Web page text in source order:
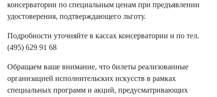
консерватории по специальным ценам при предъявлении
удостоверения, подтверждающего льготу.
Подробности уточняйте в кассах консерватории и по тел.
(495) 629 91 68
Обращаем ваше внимание, что билеты реализованные
организацией исполнительских искусств в рамках
специальных программ и акций, предусматривающих